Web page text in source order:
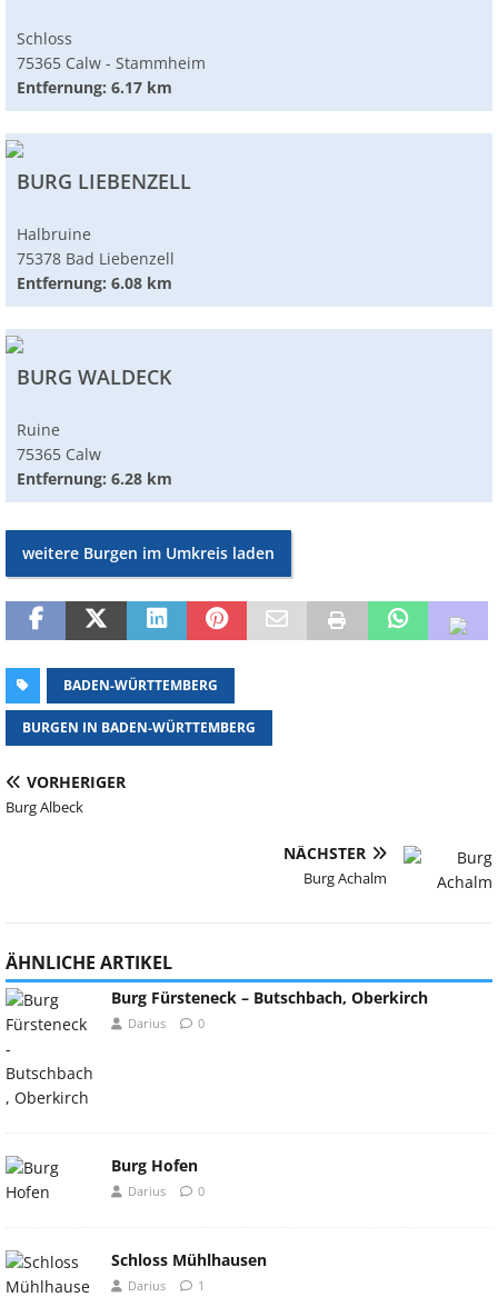
Schloss
75365 Calw - Stammheim
Entfernung: 6.17 km
BURG LIEBENZELL
Halbruine
75378 Bad Liebenzell
Entfernung: 6.08 km
BURG WALDECK
Ruine
75365 Calw
Entfernung: 6.28 km
weitere Burgen im Umkreis laden
BADEN-WÜRTTEMBERG
BURGEN IN BADEN-WÜRTTEMBERG
VORHERIGER
Burg Albeck
NÄCHSTER
Burg Achalm
ÄHNLICHE ARTIKEL
Burg Fürsteneck – Butschbach, Oberkirch
Darius 0
Burg Hofen
Darius 0
Schloss Mühlhausen
Darius 1